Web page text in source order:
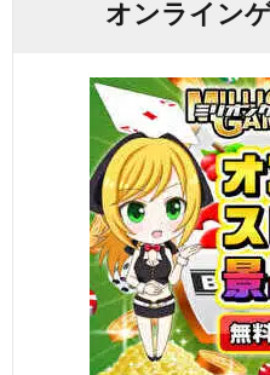
オンライン